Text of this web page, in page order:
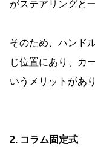
がステアリングと
そのため、ハンド
じ位置にあり、カ
いうメリットがあ
2. コラム固定式